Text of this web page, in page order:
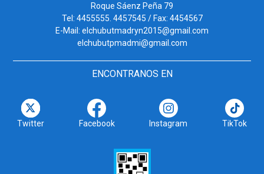
Roque Sáenz Peña 79
Tel: 4455555. 4457545 / Fax: 4454567
E-Mail: elchubutmadryn2015@gmail.com
elchubutpmadmi@gmail.com
ENCONTRANOS EN
Twitter Facebook Instagram TikTok